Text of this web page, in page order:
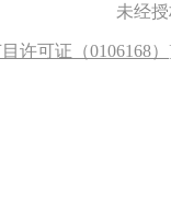
未经
许可证（0106168）